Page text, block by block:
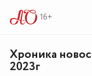
16+
Хроника
2023г